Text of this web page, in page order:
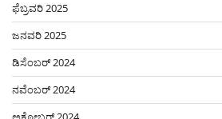
ಫೆಬ್ರವರಿ 2025
ಜನವರಿ 2025
ಡಿಸೆಂಬರ್ 2024
ನವೆಂಬರ್ 2024